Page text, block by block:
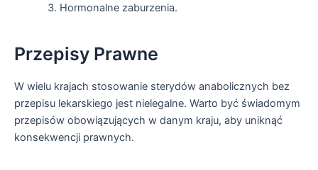
Hormonalne zaburzenia.
Przepisy Prawne
W wielu krajach stosowanie sterydów anabolicznych bez
przepisu lekarskiego jest nielegalne. Warto być świadomym
przepisów obowiązujących w danym kraju, aby uniknąć
konsekwencji prawnych.